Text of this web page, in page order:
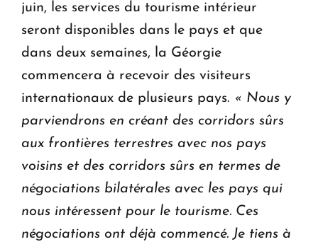
juin, les services du tourisme intérieur
seront disponibles dans le pays et que
dans deux semaines, la Géorgie
commencera à recevoir des visiteurs
internationaux de plusieurs pays. « Nous y
parviendrons en créant des corridors sûrs
aux frontières terrestres avec nos pays
voisins et des corridors sûrs en termes de
négociations bilatérales avec les pays qui
nous intéressent pour le tourisme. Ces
négociations ont déjà commencé. Je tiens à